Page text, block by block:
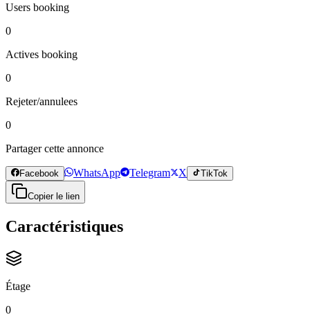
Users booking
0
Actives booking
0
Rejeter/annulees
0
Partager cette annonce
Facebook WhatsApp Telegram X TikTok
Copier le lien
Caractéristiques
Étage
0